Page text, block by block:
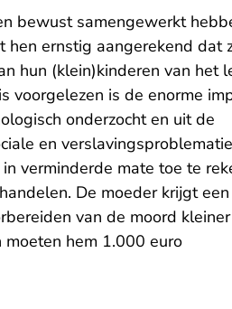
bewust samengewerkt
ernstig aangerekend dat
hun (klein)kinderen van het
voorgelezen is de enorme
onderzocht en uit de
en
verminderde mate toe te
De moeder krijgt een
van de moord
hem 1.000 euro